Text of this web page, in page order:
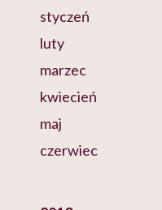
styczeń
luty
marzec
kwiecień
maj
czerwiec